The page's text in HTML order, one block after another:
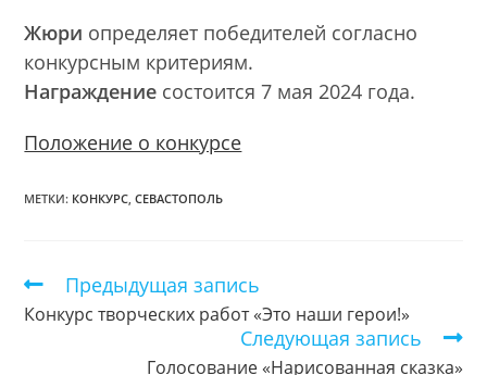
Жюри определяет победителей согласно
конкурсным критериям.
Награждение состоится 7 мая 2024 года.
Положение о конкурсе
МЕТКИ: КОНКУРС, СЕВАСТОПОЛЬ
Еще
статьи
Предыдущая запись
Конкурс творческих работ «Это наши герои!»
Следующая запись
Голосование «Нарисованная сказка»